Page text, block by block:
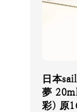
日本
夢
彩) 原